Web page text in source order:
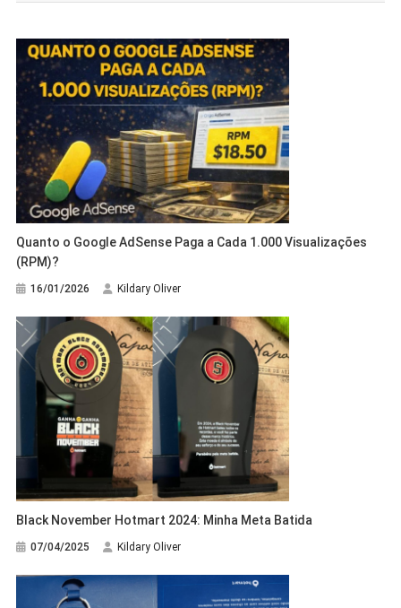
Quanto o Google AdSense Paga a Cada 1.000 Visualizações
(RPM)?
16/01/2026 Kildary Oliver
Black November Hotmart 2024: Minha Meta Batida
07/04/2025 Kildary Oliver